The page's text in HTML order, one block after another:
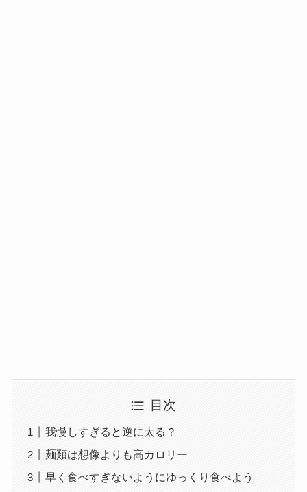
目次
我慢しすぎると逆に太る？
麺類は想像よりも高カロリー
早く食べすぎないようにゆっくり食べよう